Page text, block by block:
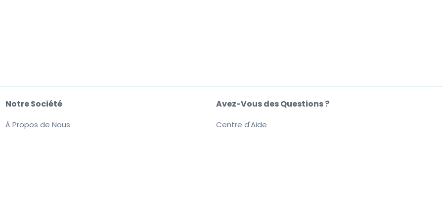
Notre Société
À Propos de Nous
Avez-Vous des Questions ?
Centre d'Aide